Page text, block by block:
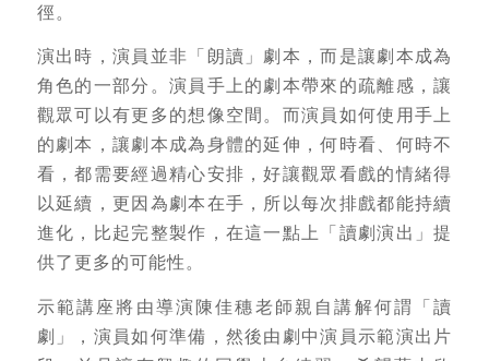
徑。
演出時，演員並非「朗讀」劇本，而是讓劇本成為
角色的一部分。演員手上的劇本帶來的疏離感，讓
觀眾可以有更多的想像空間。而演員如何使用手上
的劇本，讓劇本成為身體的延伸，何時看、何時不
看，都需要經過精心安排，好讓觀眾看戲的情緒得
以延續，更因為劇本在手，所以每次排戲都能持續
進化，比起完整製作，在這一點上「讀劇演出」提
供了更多的可能性。
示範講座將由導演陳佳穗老師親自講解何謂「讀
劇」，演員如何準備，然後由劇中演員示範演出片